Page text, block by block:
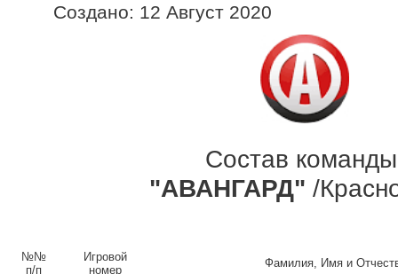
Создано: 12 Август 2020
Состав команды
"АВАНГАРД" /
№№
п/п
Игровой
номер
Фамилия, Имя и